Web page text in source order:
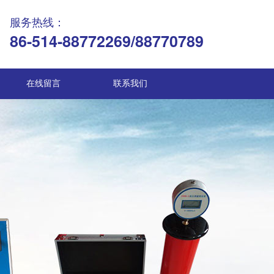
服务热线：
86-514-88772269/88770789
在线留言 联系我们